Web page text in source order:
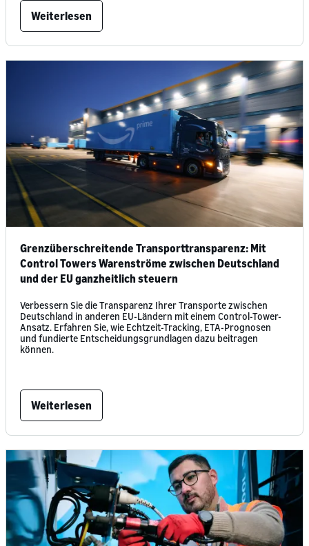
Weiterlesen
Grenzüberschreitende Transporttransparenz: Mit
Control Towers Warenströme zwischen Deutschland
und der EU ganzheitlich steuern
Verbessern Sie die Transparenz Ihrer Transporte zwischen
Deutschland in anderen EU-Ländern mit einem Control-Tower-
Ansatz. Erfahren Sie, wie Echtzeit-Tracking, ETA-Prognosen
und fundierte Entscheidungsgrundlagen dazu beitragen
können.
Weiterlesen